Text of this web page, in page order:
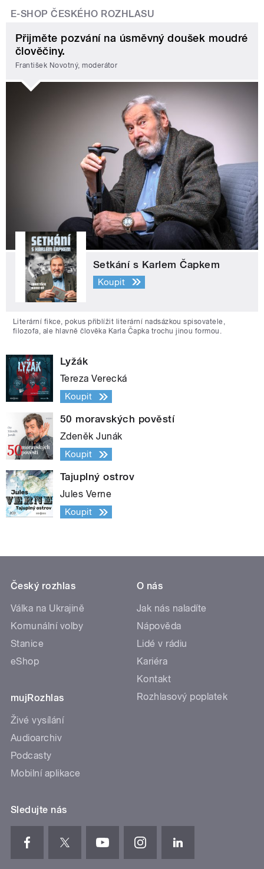
E-SHOP ČESKÉHO ROZHLASU
Přijměte pozvání na úsměvný doušek moudré
člověčiny.
František Novotný, moderátor
Setkání s Karlem Čapkem
Koupit
Literární fikce, pokus přiblížit literární nadsázkou spisovatele,
filozofa, ale hlavně člověka Karla Čapka trochu jinou formou.
Lyžák
Tereza Verecká
Koupit
50 moravských pověstí
Zdeněk Junák
Koupit
Tajuplný ostrov
Jules Verne
Koupit
Český rozhlas
Válka na Ukrajině
Komunální volby
Stanice
eShop
mujRozhlas
Živé vysílání
Audioarchiv
Podcasty
Mobilní aplikace
O nás
Jak nás naladíte
Nápověda
Lidé v rádiu
Kariéra
Kontakt
Rozhlasový poplatek
Sledujte nás